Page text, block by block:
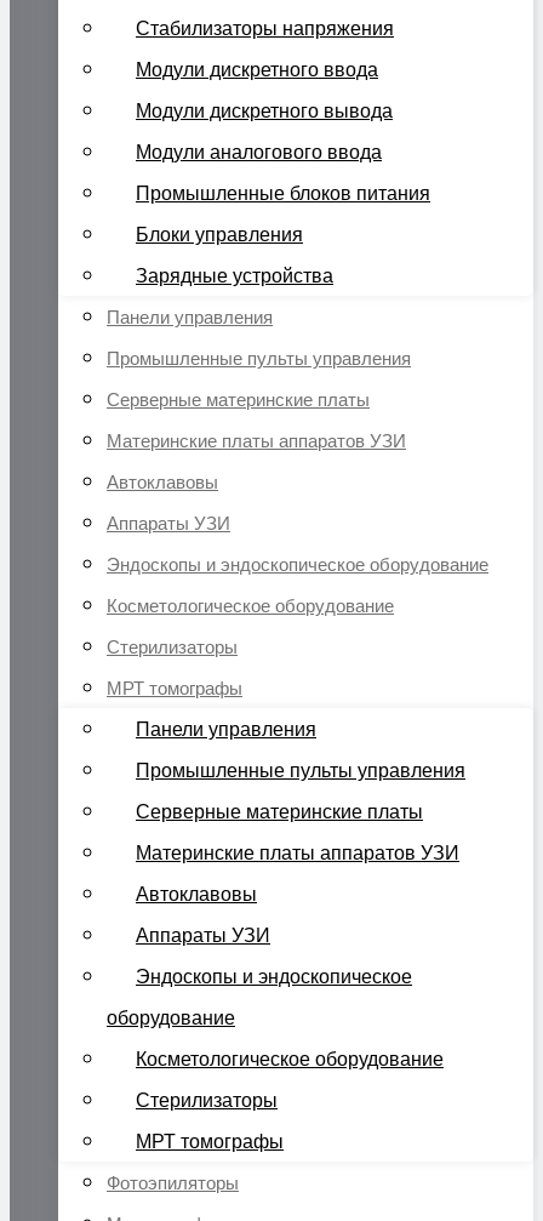
Стабилизаторы напряжения
Модули дискретного ввода
Модули дискретного вывода
Модули аналогового ввода
Промышленные блоков питания
Блоки управления
Зарядные устройства
Панели управления
Промышленные пульты управления
Серверные материнские платы
Материнские платы аппаратов УЗИ
Автоклавовы
Аппараты УЗИ
Эндоскопы и эндоскопическое оборудование
Косметологическое оборудование
Стерилизаторы
МРТ томографы
Панели управления
Промышленные пульты управления
Серверные материнские платы
Материнские платы аппаратов УЗИ
Автоклавовы
Аппараты УЗИ
Эндоскопы и эндоскопическое
оборудование
Косметологическое оборудование
Стерилизаторы
МРТ томографы
Фотоэпиляторы